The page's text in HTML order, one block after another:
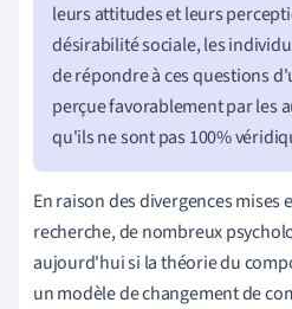
leurs attitudes et leurs
désirabilité sociale, les
de répondre à ces questions
perçue favorablement par les
qu'ils ne sont pas 100%
En raison des divergences mises
recherche, de nombreux
aujourd'hui si la théorie du
un modèle de changement de